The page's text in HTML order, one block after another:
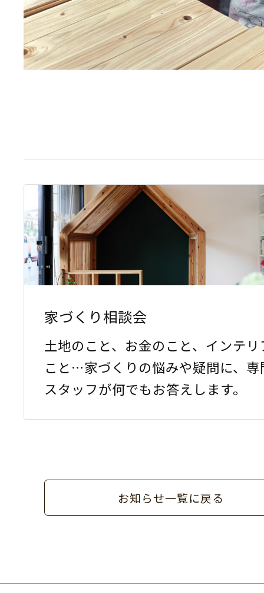
家づくり相談会
土地のこと、お金のこと、インテ
こと…家づくりの悩みや疑問に、専
スタッフが何でもお答えします。
お知らせ一覧に戻る